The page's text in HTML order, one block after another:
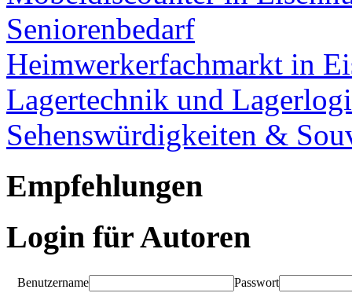
Seniorenbedarf
Heimwerkerfachmarkt in
Lagertechnik und
Sehenswürdigkeiten &
Empfehlungen
Login für Autoren
Benutzername Passwort